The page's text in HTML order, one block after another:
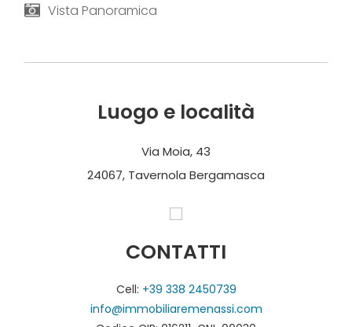
Vista Panoramica
Luogo e località
Via Moia, 43
24067, Tavernola Bergamasca
CONTATTI
Cell: +39 338 2450739
info@immobiliaremenassi.com